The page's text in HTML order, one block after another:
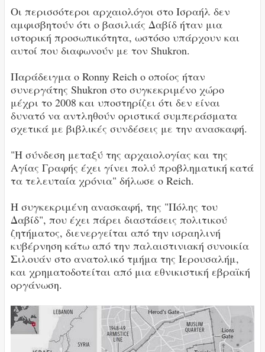
Οι περισσότεροι αρχαιολόγοι στο Ισραήλ δεν
αμφισβητούν ότι ο βασιλιάς Δαβίδ ήταν μια
ιστορική προσωπικότητα, ωστόσο υπάρχουν και
αυτοί που διαφωνούν με τον Shukron.
Παράδειγμα ο Ronny Reich ο οποίος ήταν
συνεργάτης Shukron στο συγκεκριμένο χώρο
μέχρι το 2008 και υποστηρίζει ότι δεν είναι
δυνατό να αντληθούν οριστικά συμπεράσματα
σχετικά με βιβλικές συνδέσεις με την ανασκαφή.
"Η σύνδεση μεταξύ της αρχαιολογίας και της
Αγίας Γραφής έχει γίνει πολύ προβληματική κατά
τα τελευταία χρόνια" δήλωσε ο Reich.
Η συγκεκριμένη ανασκαφή, της "Πόλης του
Δαβίδ", που έχει πάρει διαστάσεις πολιτικού
ζητήματος, διενεργείται από την ισραηλινή
κυβέρνηση κάτω από την παλαιστινιακή συνοικία
Σιλουάν στο ανατολικό τμήμα της Ιερουσαλήμ,
και χρηματοδοτείται από μια εθνικιστική εβραϊκή
οργάνωση.